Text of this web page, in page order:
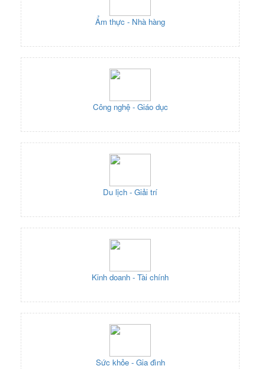
Ẩm thực - Nhà hàng
Công nghệ - Giáo dục
Du lịch - Giải trí
Kinh doanh - Tài chính
Sức khỏe - Gia đình